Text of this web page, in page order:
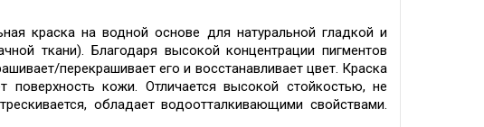
краска на водной основе для натуральной гладкой и
ткани). Благодаря высокой концентрации пигментов
перекрашивает его и восстанавливает цвет. Краска
поверхность кожи. Отличается высокой стойкостью, не
обладает водоотталкивающими свойствами.